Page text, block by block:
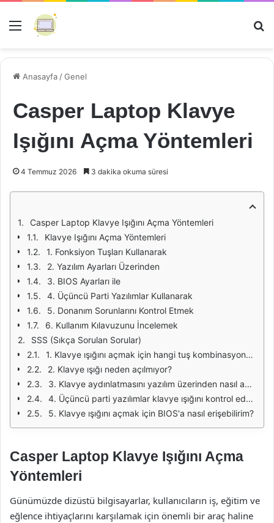
Menü
Anasayfa /Genel
Casper Laptop Klavye
Işığını Açma Yöntemleri
4 Temmuz 2026 3 dakika okuma süresi
Casper Laptop Klavye Işığını Açma Yöntemleri
Klavye Işığını Açma Yöntemleri
1. Fonksiyon Tuşları Kullanarak
2. Yazılım Ayarları Üzerinden
3. BIOS Ayarları ile
4. Üçüncü Parti Yazılımlar Kullanarak
5. Donanım Sorunlarını Kontrol Etmek
6. Kullanım Kılavuzunu İncelemek
SSS (Sıkça Sorulan Sorular)
1. Klavye ışığını açmak için hangi tuş kombinasyonunu kullanmalıyım?
2. Klavye ışığı neden açılmıyor?
3. Klavye aydınlatmasını yazılım üzerinden nasıl ayarlayabilirim?
4. Üçüncü parti yazılımlar klavye ışığını kontrol edebilir mi?
5. Klavye ışığını açmak için BIOS'a nasıl erişebilirim?
Casper Laptop Klavye Işığını Açma
Yöntemleri
Günümüzde dizüstü bilgisayarlar, kullanıcıların iş, eğitim ve
eğlence ihtiyaçlarını karşılamak için önemli bir araç haline